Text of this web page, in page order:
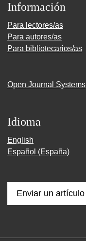
Información
Para lectores/as
Para autores/as
Para bibliotecarios/as
Open Journal Systems
Idioma
English
Español (España)
Enviar un artículo